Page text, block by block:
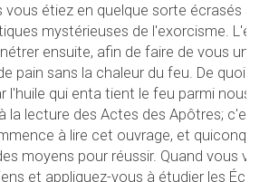
vous étiez en quelque sorte écrasés
mystérieuses de l'exorcisme.
ensuite, afin de faire de vous une
pain sans la chaleur du feu. De quoi le
l'huile qui enta tient le feu parmi nous
la lecture des Actes des Apôtres; c'est
à lire cet ouvrage, et quiconque
moyens pour réussir. Quand vous
et appliquez-vous à étudier les